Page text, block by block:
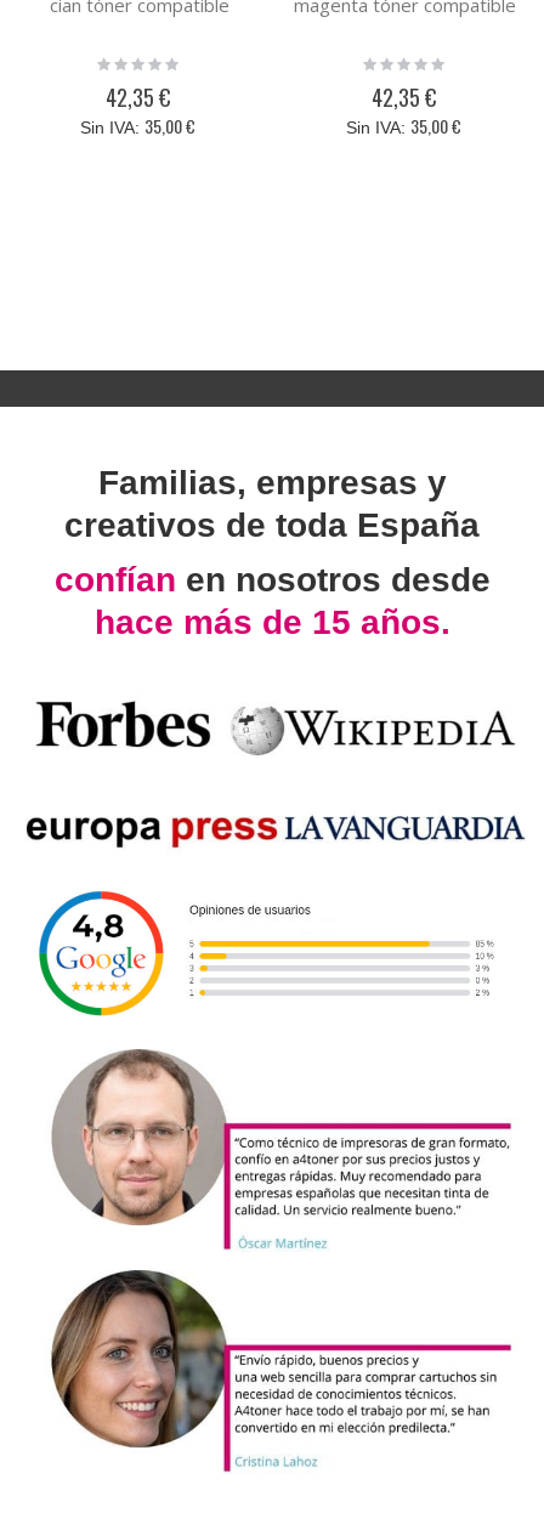
cian tóner compatible
Rating:
42,35 €
35,00 €
magenta tóner compatible
Rating:
42,35 €
35,00 €
Familias, empresas y
creativos de toda España
confían en nosotros desde
hace más de 15 años.